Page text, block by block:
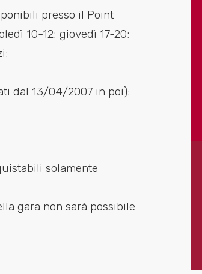
presso il Point
10-12; giovedì 17-20;
dal 13/04/2007 in poi):
solamente
gara non sarà possibile